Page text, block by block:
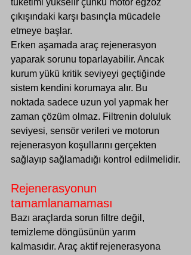
tüketimi yükselir çünkü motor egzoz
çıkışındaki karşı basınçla mücadele
etmeye başlar.
Erken aşamada araç rejenerasyon
yaparak sorunu toparlayabilir. Ancak
kurum yükü kritik seviyeyi geçtiğinde
sistem kendini korumaya alır. Bu
noktada sadece uzun yol yapmak her
zaman çözüm olmaz. Filtrenin doluluk
seviyesi, sensör verileri ve motorun
rejenerasyon koşullarını gerçekten
sağlayıp sağlamadığı kontrol edilmelidir.
Rejenerasyonun
tamamlanamaması
Bazı araçlarda sorun filtre değil,
temizleme döngüsünün yarım
kalmasıdır. Araç aktif rejenerasyona